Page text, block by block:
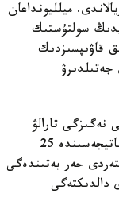
ميلليونداعان
سولتۇستىك
قاۋىپسىزدىك
تارالۋ
ايماقتارىن ارالاپ، 109 داراباسقا جوعارى ساپالى تولىق گەنومدىق سەكۆەنيرلەۋ جۇرگىزدى. ناتيجەسىندە 25
جەر بەتىندەگى
دالدىكتەگى